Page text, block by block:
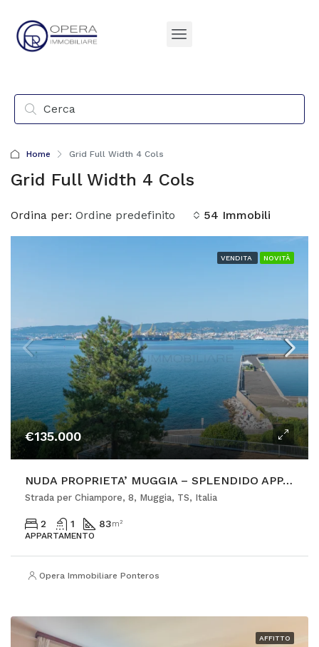
Home Grid Full Width 4 Cols
Grid Full Width 4 Cols
54 Immobili
Ordina per: Ordine predefinito
VENDITA NOVITÀ
€135.000
NUDA PROPRIETA’ MUGGIA – SPLENDIDO APPARTAMENTO A 50 METRI DAL MARE
Strada per Chiampore, 8, Muggia, TS, Italia
2 1 83m²
APPARTAMENTO
Opera Immobiliare Ponterosso
AFFITTO